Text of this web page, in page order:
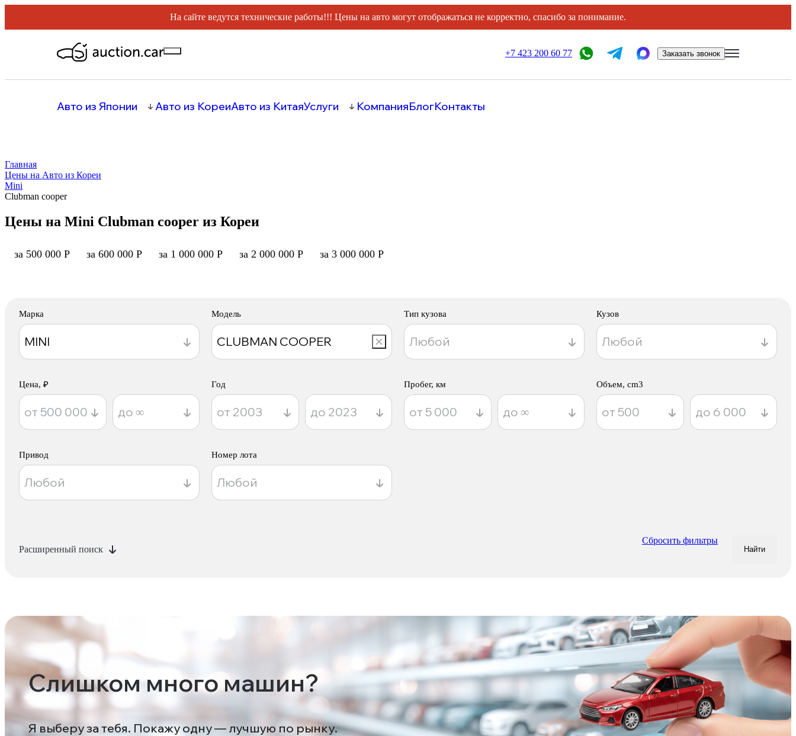
На сайте ведутся технические работы!!! Цены на авто могут отображаться не корректно, спасибо за понимание.
+7 423 200 60 77 Заказать звонок
Авто из Японии Авто из КореиАвто из КитаяУслуги КомпанияБлогКонтакты
Главная
Цены на Авто из Кореи
Mini
Clubman cooper
Цены на Mini Clubman cooper из Кореи
за 500 000 Р за 600 000 Р за 1 000 000 Р за 2 000 000 Р за 3 000 000 Р
Марка Модель Тип кузова Кузов
Цена, ₽ Год Пробег, км Объем, cm3
Привод Номер лота
Расширенный поиск
Сбросить фильтры
Найти
Слишком много машин?
Я выберу за тебя. Покажу одну — лучшую по рынку.